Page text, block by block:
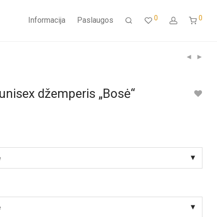
Informacija Paslaugos 0 0
džemperis „Bosė“